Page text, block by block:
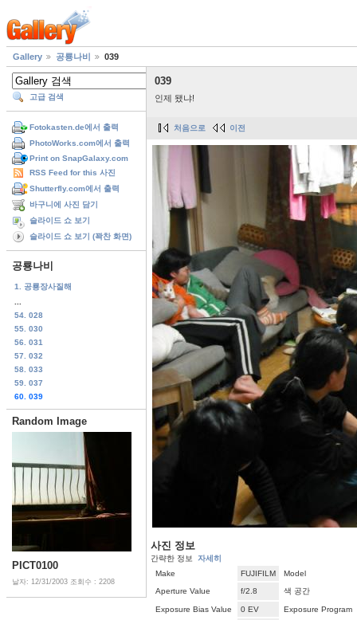
Gallery 공룡나비 039
고급 검색
Fotokasten.de에서 출력
PhotoWorks.com에서 출력
Print on SnapGalaxy.com
RSS Feed for this 사진
Shutterfly.com에서 출력
바구니에 사진 담기
슬라이드 쇼 보기
슬라이드 쇼 보기 (꽉찬 화면)
공룡나비
1. 공룡장사질해
54. 028
55. 030
56. 031
57. 032
58. 033
59. 037
60. 039
Random Image
PICT0100
날자: 12/31/2003 조회수 : 2208
039
인제 됐냐!
처음으로 이전
사진 정보
간략한 정보 자세히
Make
FUJIFILM
Model
Aperture Value
f/2.8 색 공간
Exposure Bias Value 0 EV
Exposure Program